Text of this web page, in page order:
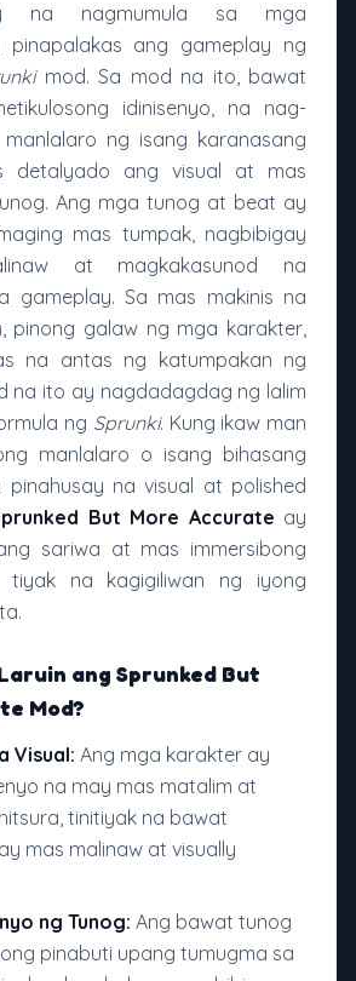
na nagmumula sa mga
ang gameplay ng
mod. Sa mod na ito, bawat
idinisenyo, na nag-
ng isang karanasang
detalyado ang visual at mas
Ang mga tunog at beat ay
mas tumpak, nagbibigay
at magkakasunod na
gameplay. Sa mas makinis na
pinong galaw ng mga karakter,
na antas ng katumpakan ng
na ito ay nagdadagdag ng lalim
ng Sprunki. Kung ikaw man
manlalaro o isang bihasang
pinahusay na visual at polished
But More Accurate ay
sariwa at mas immersibong
tiyak na kagigiliwan ng iyong
ang Sprunked But
Mod?
Visual: Ang mga karakter ay
na may mas matalim at
tinitiyak na bawat
mas malinaw at visually
ng Tunog: Ang bawat tunog
pinabuti upang tumugma sa